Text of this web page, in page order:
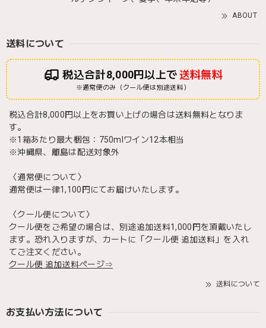
ABOUT
送料について
税込合計8,000円以上で送料無料
※通常便のみ（クール便は別途送料）
税込合計8,000円以上をお買い上げの場合は送料無料となりま
す。
※1箱あたり最大梱包：750mlワイン12本相当
※沖縄県、離島は配送対象外
〈通常便について〉
通常便は一律1,100円にてお届けいたします。
〈クール便について〉
クール便をご希望の場合は、別途追加送料1,000円を頂戴いたし
ます。恐れ入りますが、カートに「クール便 追加送料」を入れ
てご注文ください。
クール便 追加送料ページ⇒
送料について
お支払い方法について